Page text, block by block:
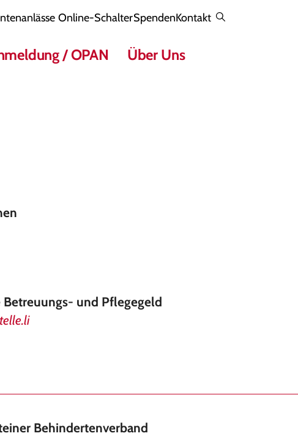
Online-SchalterSpendenKontakt
/ OPAN Über Uns
Betreuungs- und Pflegegeld
Behindertenverband